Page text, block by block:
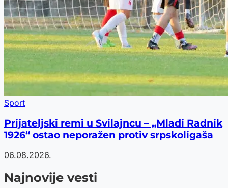
Sport
Prijateljski remi u Svilajncu – „Mladi Radnik
1926“ ostao neporažen protiv srpskoligaša
06.08.2026.
Najnovije vesti